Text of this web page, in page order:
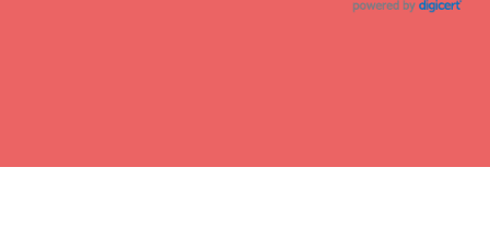
あり)
花キューピット×専門家
CO2排出量削減 / SDGsを考える